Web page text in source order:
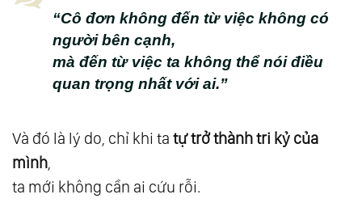
81.
Giải Ngộ 48: Về Đạo Của Nước - Tình Yêu
Của Nước
82.Giải Ngộ 49: Thiên Địa Vạn Vật Đồng Nhất
Thể
Hợp Chứ Không Hòa Tan
84.
Tình Yêu Thương
“Cô đơn không đến từ việc không có
người bên cạnh,
mà đến từ việc ta không thể nói điều
quan trọng nhất với ai.”
Và đó là lý do, chỉ khi ta tự trở thành tri kỷ của
mình
ta mới không cần ai cứu rỗi.